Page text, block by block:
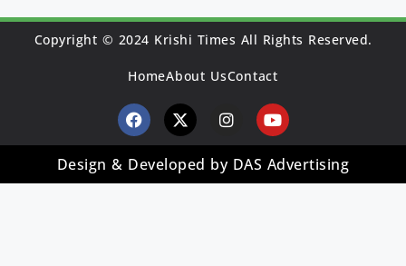
Copyright © 2024 Krishi Times All Rights Reserved.
HomeAbout UsContact
Design & Developed by DAS Advertising